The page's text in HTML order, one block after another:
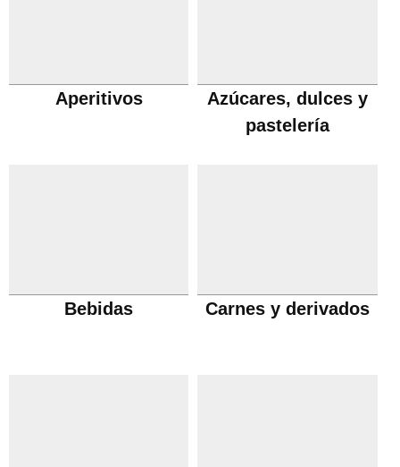
Aperitivos
Azúcares, dulces y
pastelería
Bebidas Carnes y derivados